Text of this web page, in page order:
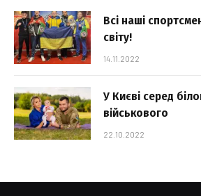
Всі наші
світу!
14.11.2022
У Києві серед
військового
22.10.2022